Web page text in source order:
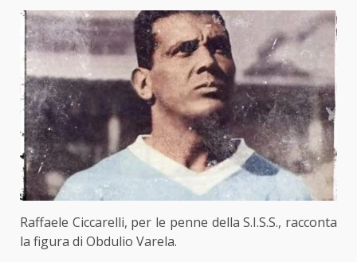
Raffaele Ciccarelli, per le penne della S.I.S.S., racconta
la figura di Obdulio Varela.